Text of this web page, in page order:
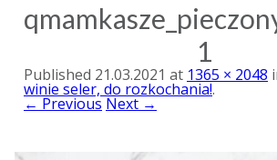
1
Published 21.03.2021 at 1365 × 2048
winie seler, do rozkochania!.
← Previous Next →